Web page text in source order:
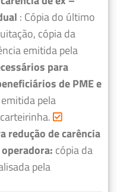
: Cópia do último
cópia da
emitida pela
para
de PME e
pela
redução de carência
cópia da
pela